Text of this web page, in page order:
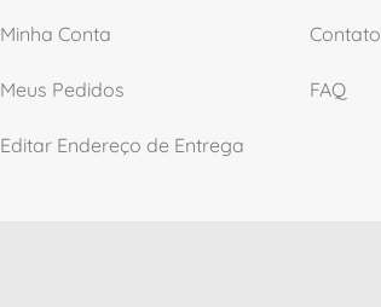
Minha Conta
Meus Pedidos
Editar Endereço de Entrega
Contato
FAQ